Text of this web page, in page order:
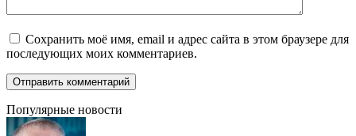
Сохранить моё имя, email и адрес сайта в этом браузере для
последующих моих комментариев.
Популярные новости